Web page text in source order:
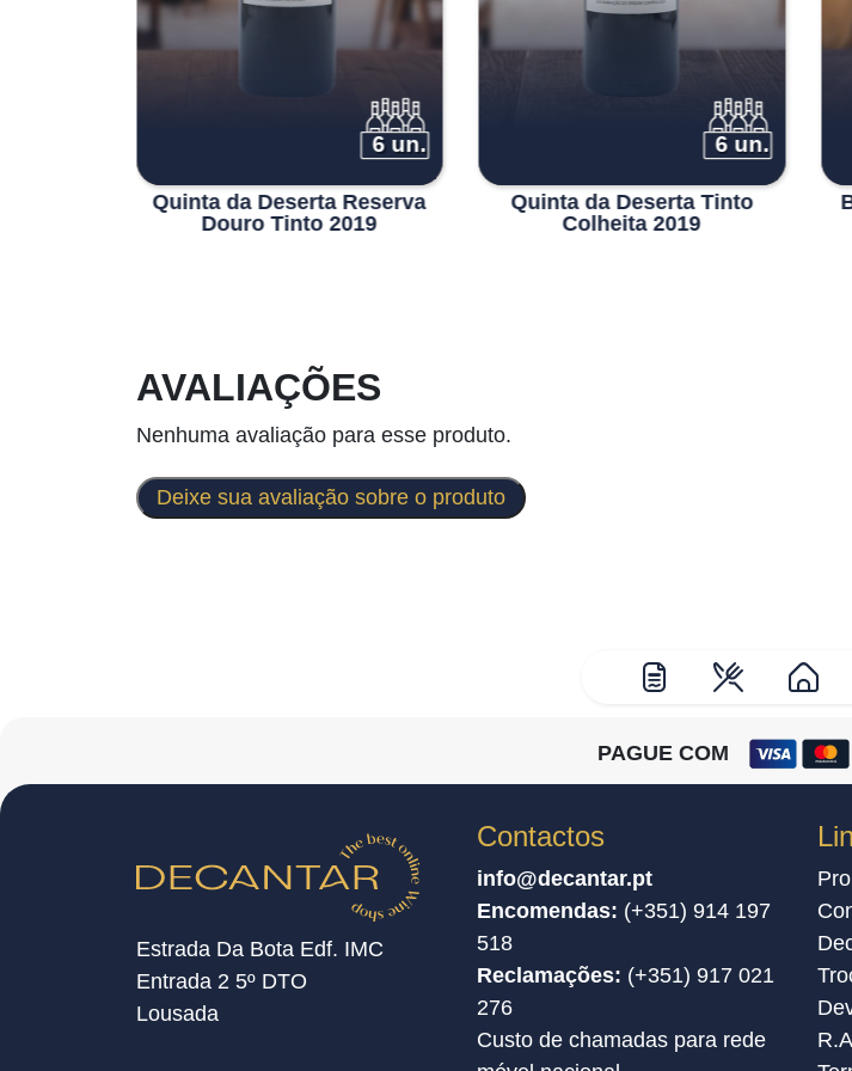
6 un.
Quinta da Deserta Reserva
Douro Tinto 2019
6 un.
Quinta da Deserta Tinto
Colheita 2019
AVALIAÇÕES
Nenhuma avaliação para esse produto.
Deixe sua avaliação sobre o produto
PAGUE COM
Estrada Da Bota Edf. IMC
Entrada 2 5º DTO
Lousada
Contactos
info@decantar.pt
Encomendas: (+351) 914 197
518
Reclamações: (+351) 917 021
276
Custo de chamadas para rede